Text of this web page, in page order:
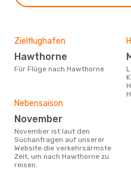
Zielflughafen
Hawthorne
Für Flüge nach Hawthorne
Laut Suchanfragen unserer
Nebensaison
November
November ist laut den
Suchanfragen auf unserer
Website die verkehrsärmste
Zeit, um nach Hawthorne zu
reisen.